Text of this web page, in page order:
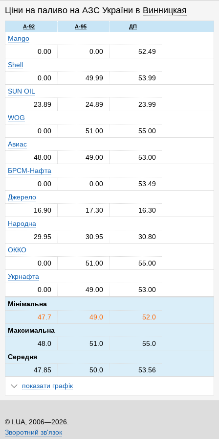
Ціни на паливо на АЗС України в Винницкая
A-92 A-95 ДП
Мінімальна
47.7
49.0
52.0
Максимальна
48.0
51.0
55.0
Середня
47.85
50.0 53.56
Mango
0.00
0.00
52.49
Shell
0.00
49.99
53.99
SUN OIL
23.89
24.89
23.99
WOG
0.00
51.00
55.00
Авиас
48.00
49.00
53.00
БРСМ-Нафта
0.00
0.00
53.49
Джерело
16.90
17.30
16.30
Народна
29.95
30.95
30.80
ОККО
0.00
51.00
55.00
Укрнафта
0.00
49.00 53.00
показати графік
I.UA, 2006—2026.
Зворотний зв'язок